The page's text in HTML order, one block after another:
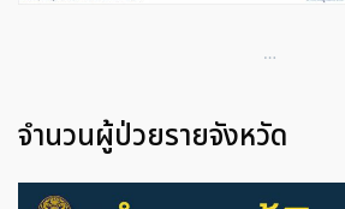
…
จำนวนผู้ป่วยรายจังหวัด